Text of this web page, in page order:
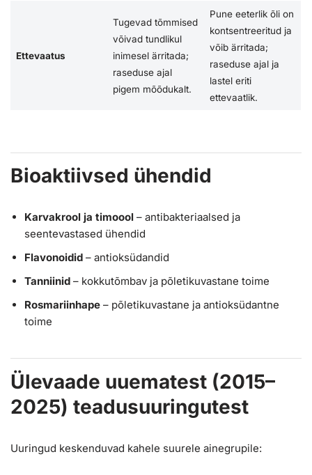
Ettevaatus
Tugevad tõmmised
võivad tundlikul
inimesel ärritada;
raseduse ajal
pigem mõõdukalt.
Pune eeterlik õli on
kontsentreeritud ja
võib ärritada;
raseduse ajal ja
lastel eriti
ettevaatlik.
Bioaktiivsed ühendid
Karvakrool ja timoool – antibakteriaalsed ja
seentevastased ühendid
Flavonoidid – antioksüdandid
Tanniinid – kokkutõmbav ja põletikuvastane toime
Rosmariinhape – põletikuvastane ja antioksüdantne
toime
Ülevaade uuematest (2015–
2025) teadusuuringutest
Uuringud keskenduvad kahele suurele ainegrupile: